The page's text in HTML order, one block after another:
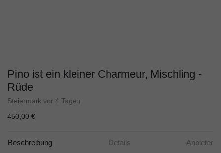
Pino ist ein kleiner Charmeur, Mischling -
Rüde
Steiermark vor 4 Tagen
450,00 €
Beschreibung Details Anbieter